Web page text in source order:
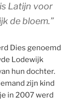
Latijn voor
de bloem.”
Dies genoemd
Lodewijk
hun dochter.
zijn kind
in 2007 werd